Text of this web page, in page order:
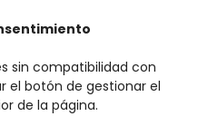
sin compatibilidad con
el botón de gestionar el
de la página.